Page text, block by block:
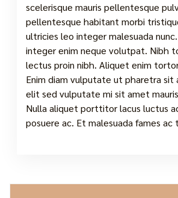
scelerisque mauris pellentesque
pellentesque habitant morbi
ultricies leo integer malesuada
integer enim neque volutpat. Nibh
lectus proin nibh. Aliquet enim
Enim diam vulputate ut pharetra sit
elit sed vulputate mi sit amet
Nulla aliquet porttitor lacus luctus
posuere ac. Et malesuada fames ac